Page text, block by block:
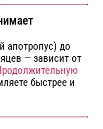
апотропус) до
— зависит от
быстрее и